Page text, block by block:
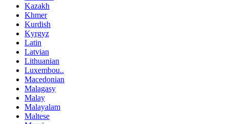
Kazakh
Khmer
Kurdish
Kyrgyz
Latin
Latvian
Lithuanian
Luxembou..
Macedonian
Malagasy
Malay
Malayalam
Maltese